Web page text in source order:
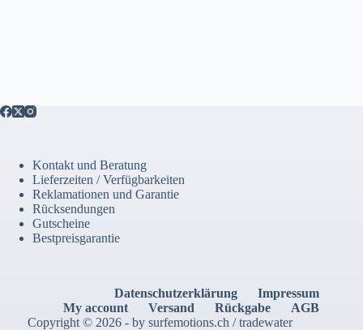
Kontakt und Beratung
Lieferzeiten / Verfügbarkeiten
Reklamationen und Garantie
Rücksendungen
Gutscheine
Bestpreisgarantie
Datenschutzerklärung
Impressum
My account
Versand Rückgabe
AGB
Copyright © 2026 - by surfemotions.ch / tradewater